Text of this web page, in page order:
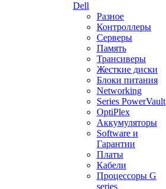
Dell
Разное
Контроллеры
Серверы
Память
Трансиверы
Жесткие диски
Блоки питания
Networking
Series PowerVault
OptiPlex
Аккумуляторы
Software и
Гарантии
Платы
Кабели
Процессоры G
series